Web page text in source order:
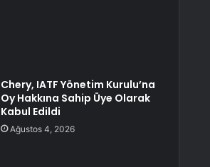
Chery, IATF Yönetim Kurulu’na
Oy Hakkına Sahip Üye Olarak
Kabul Edildi
Ağustos 4, 2026